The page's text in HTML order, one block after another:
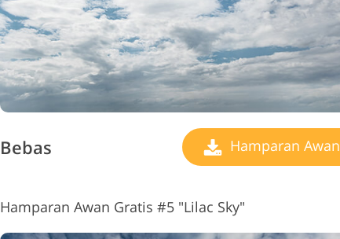
Bebas Hamparan Awan
Hamparan Awan Gratis #5 "Lilac Sky"